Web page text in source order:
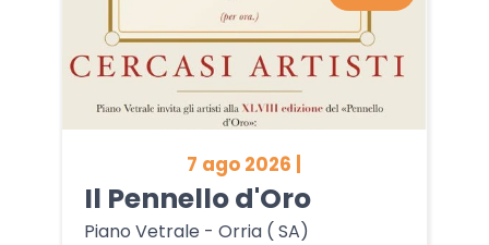
7 ago 2026 |
Il Pennello d'Oro
Piano Vetrale - Orria ( SA)